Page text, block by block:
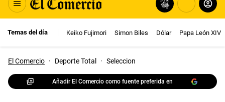
Temas del día Keiko Fujimori Simon Biles Dólar Papa León XIV
El Comercio · Deporte Total · Seleccion
Añadir El Comercio como fuente preferida en